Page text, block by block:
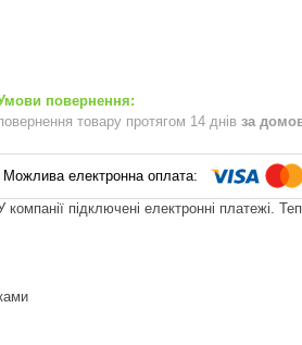
товару протягом 14 днів за
компанії підключені електронні платежі.